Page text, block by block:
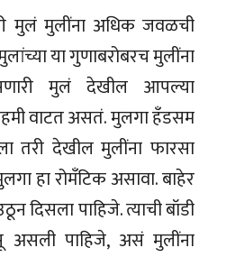
मुलं मुलींना अधिक जवळची
या गुणाबरोबरच मुलींना
मुलं देखील आपल्या
वाटत असतं. मुलगा हँडसम
तरी देखील मुलींना फारसा
हा रोमँटिक असावा. बाहेर
दिसला पाहिजे. त्याची बॉडी
असली पाहिजे, असं मुलींना